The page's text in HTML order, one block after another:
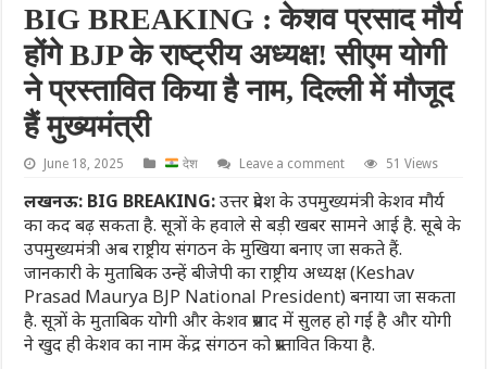
BIG BREAKING : केशव प्रसाद मौर्य
होंगे BJP के राष्ट्रीय अध्यक्ष! सीएम योगी
ने प्रस्तावित किया है नाम, दिल्ली में मौजूद
हैं मुख्यमंत्री
June 18, 2025 देश Leave a comment 51 Views
लखनऊ: BIG BREAKING:उत्तर प्रदेश के उपमुख्यमंत्री केशव मौर्य
का कद बढ़ सकता है. सूत्रों के हवाले से बड़ी खबर सामने आई है. सूबे के
उपमुख्यमंत्री अब राष्ट्रीय संगठन के मुखिया बनाए जा सकते हैं.
जानकारी के मुताबिक उन्हें बीजेपी का राष्ट्रीय अध्यक्ष (Keshav
Prasad Maurya BJP National President) बनाया जा सकता
है. सूत्रों के मुताबिक योगी और केशव प्रसाद में सुलह हो गई है और योगी
ने खुद ही केशव का नाम केंद्र संगठन को प्रस्तावित किया है.